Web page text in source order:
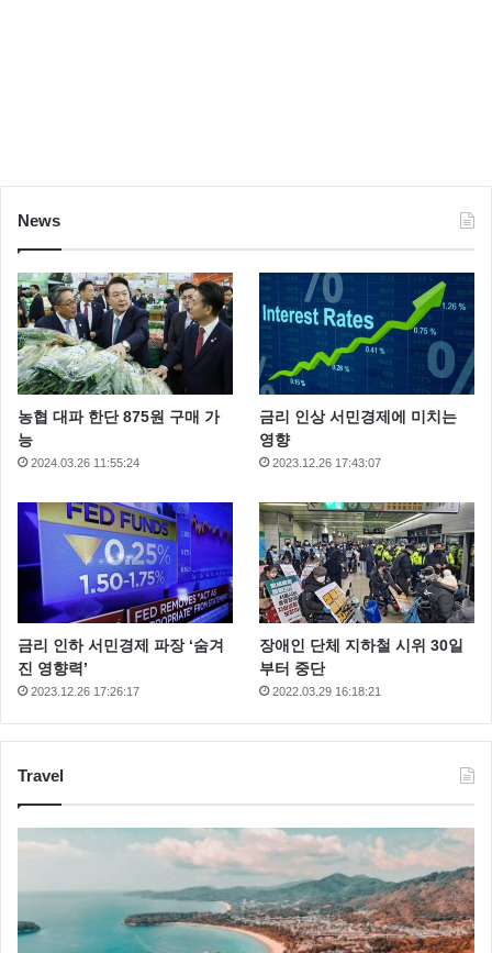
News
농협 대파 한단 875원 구매 가
능
2024.03.26 11:55:24
금리 인상 서민경제에 미치는
영향
2023.12.26 17:43:07
금리 인하 서민경제 파장 ‘숨겨
진 영향력’
2023.12.26 17:26:17
장애인 단체 지하철 시위 30일
부터 중단
2022.03.29 16:18:21
Travel